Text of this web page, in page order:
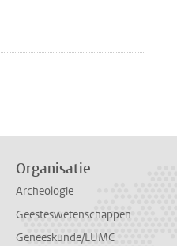
Mastodon
Organisatie
Archeologie
Geesteswetenschappen
Geneeskunde/LUMC